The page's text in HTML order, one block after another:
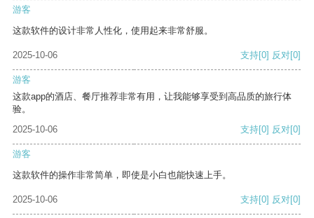
游客
这款软件的设计非常人性化，使用起来非常舒服。
2025-10-06 支持[0] 反对[0]
游客
这款app的酒店、餐厅推荐非常有用，让我能够享受到高品质的旅行体
验。
2025-10-06
支持[0] 反对[0]
游客
这款软件的操作非常简单，即使是小白也能快速上手。
2025-10-06 支持[0] 反对[0]